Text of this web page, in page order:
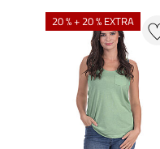
20 % + 20 % EXTRA